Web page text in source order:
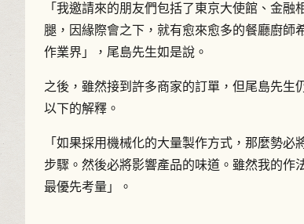
「我邀請來的朋友們包括了東京大使館、金
腿，因緣際會之下，就有愈來愈多的餐廳廚師
作業界」，尾島先生如是說。
之後，雖然接到許多商家的訂單，但尾島先生
以下的解釋。
「如果採用機械化的大量製作方式，那麼勢
步驟。然後必將影響產品的味道。雖然我的作
最優先考量」。